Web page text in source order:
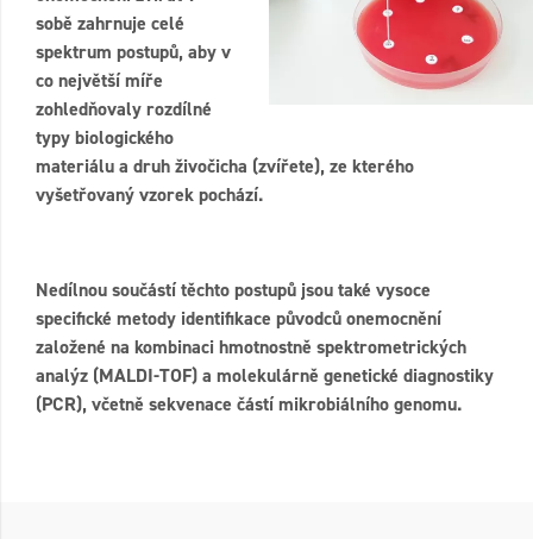
sobě zahrnuje celé
spektrum postupů, aby v
co největší míře
zohledňovaly rozdílné
typy biologického
materiálu a druh živočicha (zvířete), ze kterého
vyšetřovaný vzorek pochází.
Nedílnou součástí těchto postupů jsou také vysoce
specifické metody identifikace původců onemocnění
založené na kombinaci hmotnostně spektrometrických
analýz (MALDI-TOF) a molekulárně genetické diagnostiky
(PCR), včetně sekvenace částí mikrobiálního genomu.